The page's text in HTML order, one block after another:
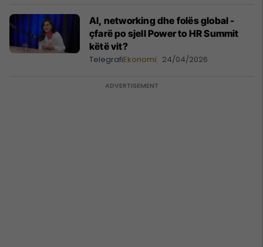
AI, networking dhe folës global -
çfarë po sjell Power to HR Summit
këtë vit?
TelegrafiEkonomi 24/04/2026